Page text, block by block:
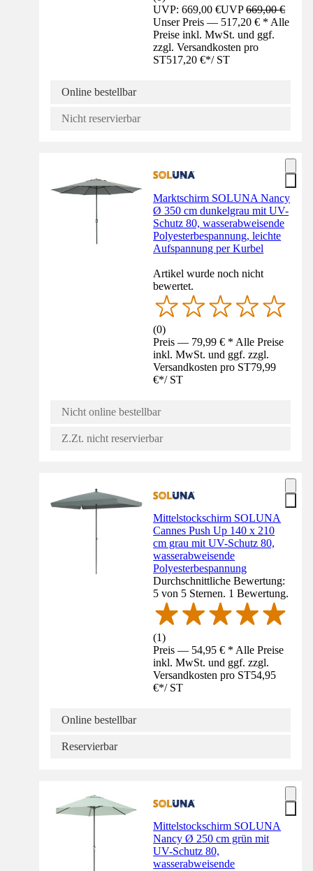
UVP: 669,00 €UVP669,00 €
Unser Preis — 517,20 € * Alle
Preise inkl. MwSt. und ggf.
zzgl. Versandkosten pro
ST517,20 €*/ ST
Online bestellbar
Nicht reservierbar
Marktschirm SOLUNA Nancy
Ø 350 cm dunkelgrau mit UV-
Schutz 80, wasserabweisende
Polyesterbespannung, leichte
Aufspannung per Kurbel
Artikel wurde noch nicht
bewertet.
(0)
Preis — 79,99 € * Alle Preise
inkl. MwSt. und ggf. zzgl.
Versandkosten pro ST79,99
€*/ ST
Nicht online bestellbar
Z.Zt. nicht reservierbar
Mittelstockschirm SOLUNA
Cannes Push Up 140 x 210
cm grau mit UV-Schutz 80,
wasserabweisende
Polyesterbespannung
Durchschnittliche Bewertung:
5 von 5 Sternen. 1 Bewertung.
(1)
Preis — 54,95 € * Alle Preise
inkl. MwSt. und ggf. zzgl.
Versandkosten pro ST54,95
€*/ ST
Online bestellbar
Reservierbar
Mittelstockschirm SOLUNA
Nancy Ø 250 cm grün mit
UV-Schutz 80,
wasserabweisende